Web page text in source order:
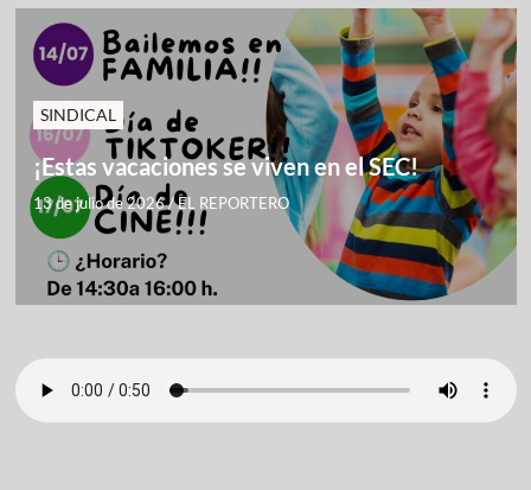
SINDICAL
¡Estas vacaciones se viven en el SEC!
13 de julio de 2026/EL REPORTERO